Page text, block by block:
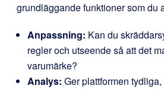
grundläggande funktioner som du
Anpassning: Kan du
regler och utseende så att det
varumärke?
Analys: Ger plattformen